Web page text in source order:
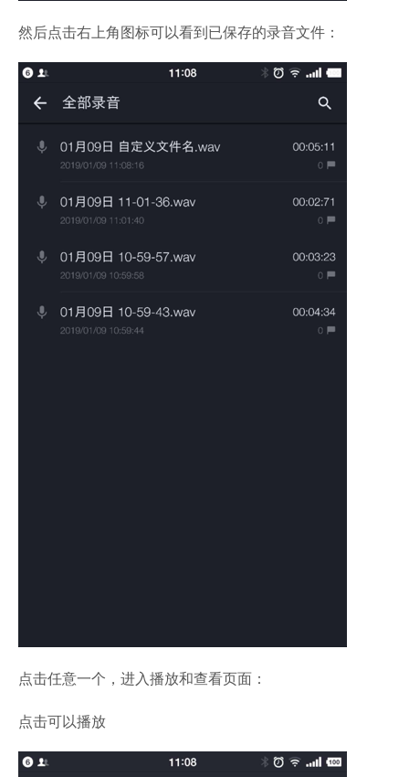
然后点击右上角图标可以看到已保存的录音文件：
点击任意一个，进入播放和查看页面：
点击可以播放